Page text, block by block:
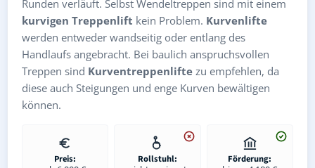
Runden verläuft. Selbst Wendeltreppen sind mit einem
kurvigen Treppenlift kein Problem. Kurvenlifte
werden entweder wandseitig oder entlang des
Handlaufs angebracht. Bei baulich anspruchsvollen
Treppen sind Kurventreppenlifte zu empfehlen, da
diese auch Steigungen und enge Kurven bewältigen
können.
Preis: Rollstuhl: Förderung: